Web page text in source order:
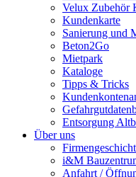
Velux Zubehör
Kundenkarte
Sanierung und
Beton2Go
Mietpark
Kataloge
Tipps & Tricks
Entsorgung
Über uns
i&M
Anfahrt /